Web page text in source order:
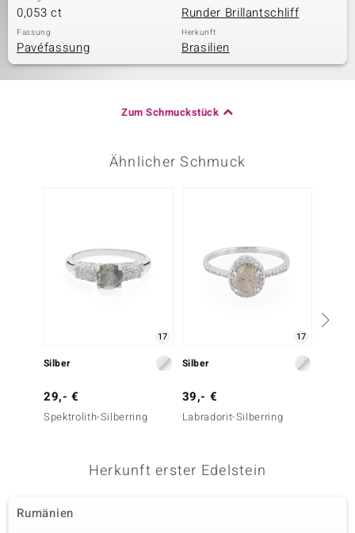
0,053 ct Runder Brillantschliff
Fassung
Pavéfassung
Herkunft
Brasilien
Zum Schmuckstück
Ähnlicher Schmuck
17
Silber
29,- €
Spektrolith-Silberring
17
Silber
39,- €
Labradorit-Silberring
Herkunft erster Edelstein
Rumänien